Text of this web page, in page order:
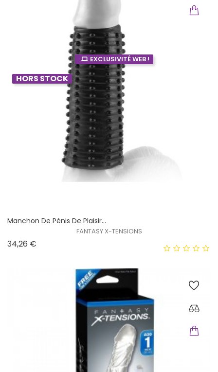
EXCLUSIVITÉ WEB !
HORS STOCK
Manchon De Pénis De Plaisir...
FANTASY X-TENSIONS
34,26 €